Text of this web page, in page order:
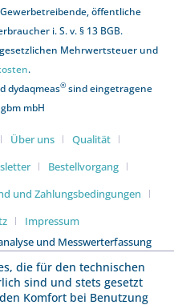
öffentliche
i. S. v. § 13 BGB.
Mehrwertsteuer und
.
dydaqmeas®sind eingetragene
mbH
Über uns
Qualität
Bestellvorgang
und Zahlungsbedingungen
Impressum
und Messwerterfassung
die für den technischen
sind und stets gesetzt
Komfort bei Benutzung